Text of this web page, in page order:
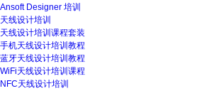
Ansoft Designer 培训
天线设计培训
天线设计培训课程套装
手机天线设计培训教程
蓝牙天线设计培训教程
WiFi天线设计培训课程
NFC天线设计培训